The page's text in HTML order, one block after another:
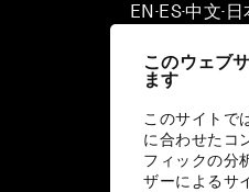
このウェブ
ます
このサイトで
に合わせたコ
フィックの分
ザーによるサ
EN ▪ ES▪中文▪